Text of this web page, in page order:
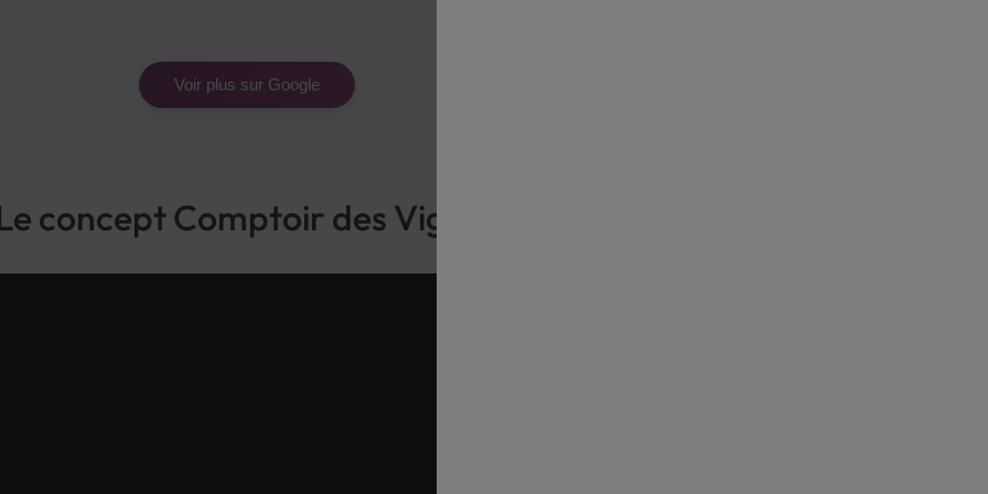
Voir plus sur Google
concept Comptoir des Vignes